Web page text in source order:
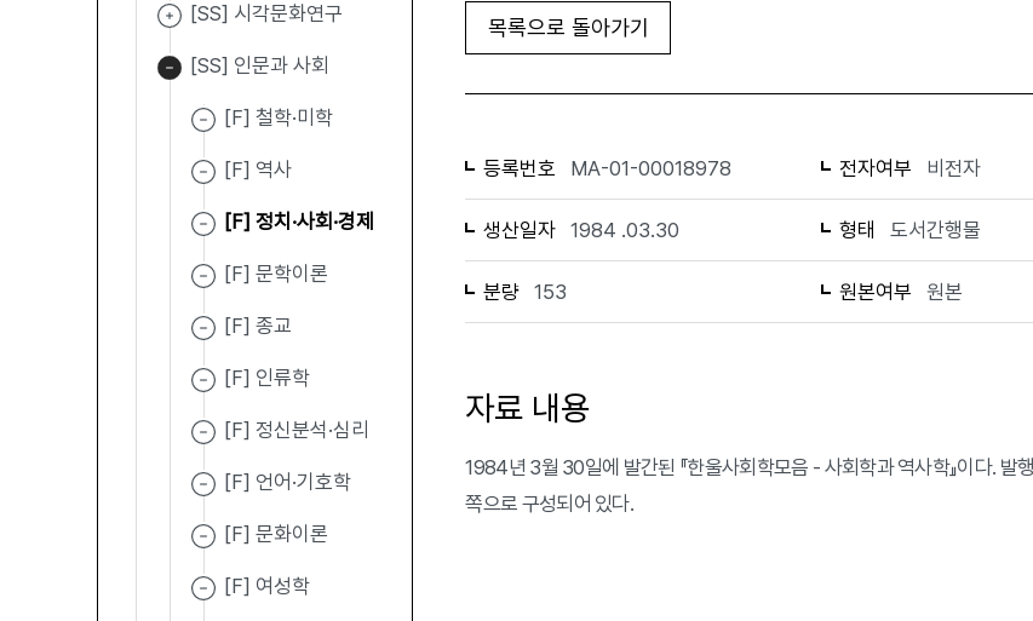
[SS] 시각문화연구
[SS] 인문과 사회
[F] 철학·미학
[F] 역사
[F] 정치·사회·경제
[F] 문학이론
[F] 종교
[F] 인류학
[F] 정신분석·심리
[F] 언어·기호학
[F] 문화이론
[F] 여성학
목록으로 돌아가기
등록번호 MA-01-00018978 전자여부 비전자
생산일자 1984 .03.30 형태 도서간행물
분량 153 원본여부 원본
자료 내용
1984년 3월 30일에 발간된 『한울사회학모음 - 사회학과 역사학』이다.
쪽으로 구성되어 있다.